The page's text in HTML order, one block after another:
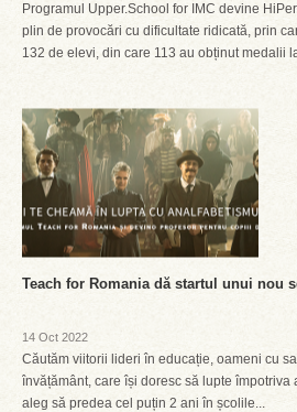
Programul Upper.School for IMC devine
plin de provocări cu dificultate ridicată, prin
132 de elevi, din care 113 au obținut medalii
Teach for Romania dă startul unui nou
14 Oct 2022
Căutăm viitorii lideri în educație, oameni cu
învățământ, care își doresc să lupte
aleg să predea cel puțin 2 ani în școlile...